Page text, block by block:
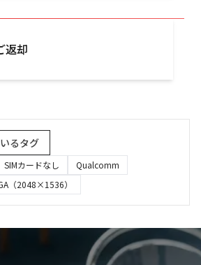
返却
るタグ
SIMカードなし
Qualcomm
（2048×1536）